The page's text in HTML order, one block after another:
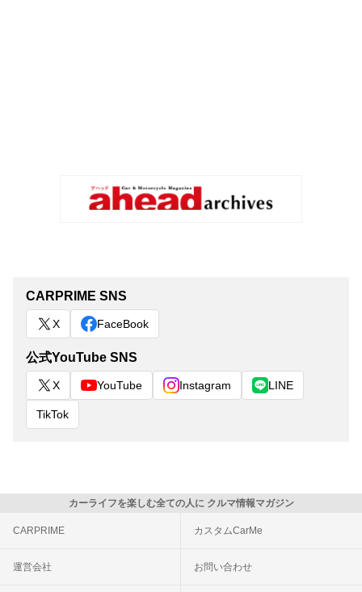
CARPRIME SNS
X FaceBook
公式YouTube SNS
X YouTube Instagram LINE
TikTok
カーライフを楽しむ全ての人に クルマ情報マガジン
CARPRIME カスタムCarMe
運営会社 お問い合わせ